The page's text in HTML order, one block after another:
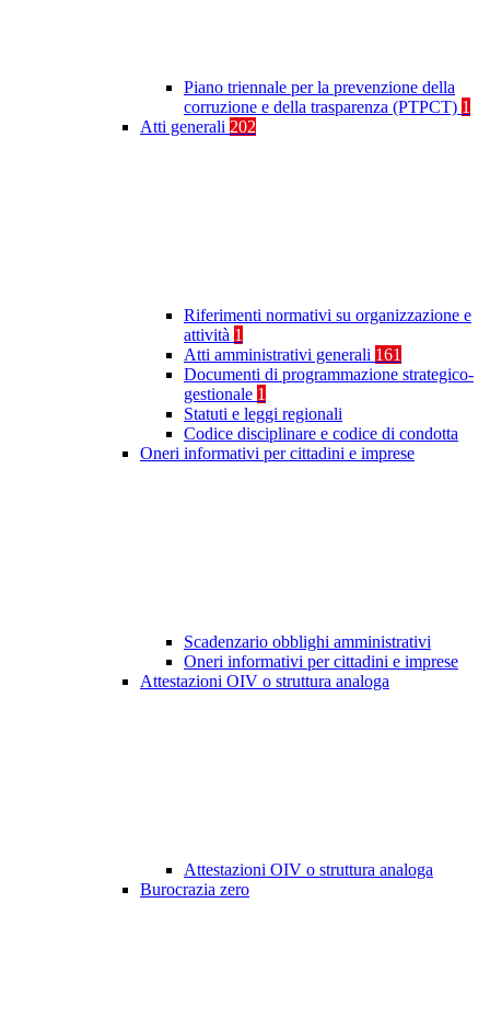
Piano triennale per la prevenzione della
corruzione e della trasparenza (PTPCT) 1
Atti generali 202
Riferimenti normativi su organizzazione e
attività 1
Atti amministrativi generali 161
Documenti di programmazione strategico-
gestionale 1
Statuti e leggi regionali
Codice disciplinare e codice di condotta
Oneri informativi per cittadini e imprese
Scadenzario obblighi amministrativi
Oneri informativi per cittadini e imprese
Attestazioni OIV o struttura analoga
Attestazioni OIV o struttura analoga
Burocrazia zero